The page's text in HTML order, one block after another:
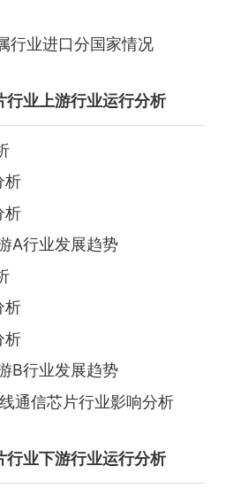
行业进口分国家情况
行业上游行业运行分析
析
析
A行业发展趋势
析
析
B行业发展趋势
通信芯片行业影响分析
行业下游行业运行分析